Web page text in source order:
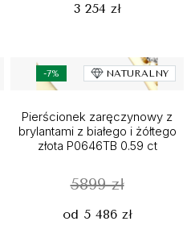
3 254 zł
-7% NATURALNY
Pierścionek zaręczynowy z
brylantami z białego i żółtego
złota P0646TB 0.59 ct
5899 zł
od 5 486 zł